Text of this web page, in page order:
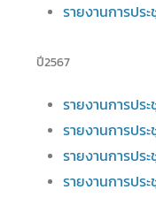
รายงานการปร
ปี2567
รายงานการปร
รายงานการปร
รายงานการปร
รายงานการปร